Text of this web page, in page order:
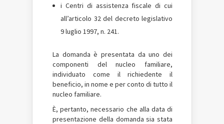
i Centri di assistenza fiscale di cui
all’articolo 32 del decreto legislativo
9 luglio 1997, n. 241.
La domanda è presentata da uno dei
componenti del nucleo familiare,
individuato come il richiedente il
beneficio, in nome e per conto di tutto il
nucleo familiare.
È, pertanto, necessario che alla data di
presentazione della domanda sia stata